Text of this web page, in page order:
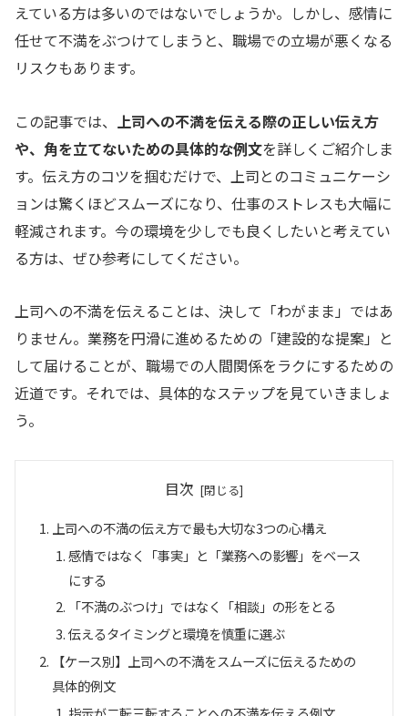
えている方は多いのではないでしょうか。しかし、感情に
任せて不満をぶつけてしまうと、職場での立場が悪くなる
リスクもあります。
この記事では、
上司への不満を伝える際の正しい伝え方
や、角を立てないための具体的な例文を詳しくご紹介しま
す。伝え方のコツを掴むだけで、上司とのコミュニケーシ
ョンは驚くほどスムーズになり、仕事のストレスも大幅に
軽減されます。今の環境を少しでも良くしたいと考えてい
る方は、ぜひ参考にしてください。
上司への不満を伝えることは、決して「わがまま」ではあ
りません。業務を円滑に進めるための「建設的な提案」と
して届けることが、職場での人間関係をラクにするための
近道です。それでは、具体的なステップを見ていきましょ
う。
目次
上司への不満の伝え方で最も大切な3つの心構え
感情ではなく「事実」と「業務への影響」をベース
にする
「不満のぶつけ」ではなく「相談」の形をとる
伝えるタイミングと環境を慎重に選ぶ
【ケース別】上司への不満をスムーズに伝えるための
具体的例文